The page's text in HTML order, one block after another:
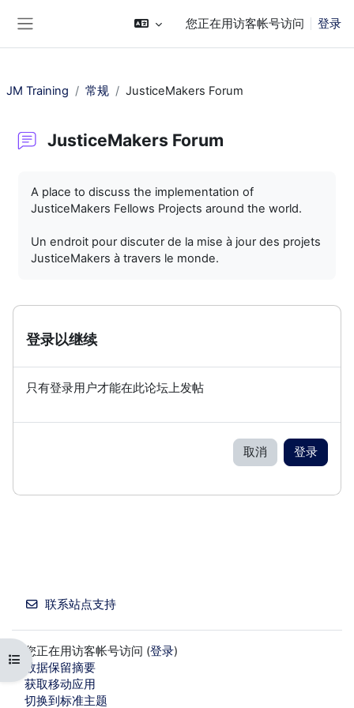
您正在用访客帐号访问 登录
打开课程索引
JM Training 常规 JusticeMakers Forum
JusticeMakers Forum
A place to discuss the implementation of
JusticeMakers Fellows Projects around the world.
Un endroit pour discuter de la mise à jour des projets
JusticeMakers à travers le monde.
登录以继续
只有登录用户才能在此论坛上发帖
取消 登录
联系站点支持
您正在用访客帐号访问 (登录)
‎数据保留摘要‎
获取移动应用
切换到标准主题